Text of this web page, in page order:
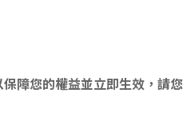
障您的權益並立即生效，請